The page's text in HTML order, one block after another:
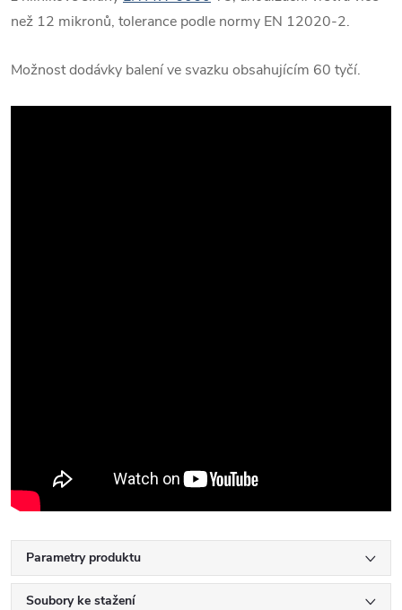
než 12 mikronů, tolerance podle normy EN 12020-2.
Možnost dodávky balení ve svazku obsahujícím 60 tyčí.
Parametry produktu
Soubory ke stažení